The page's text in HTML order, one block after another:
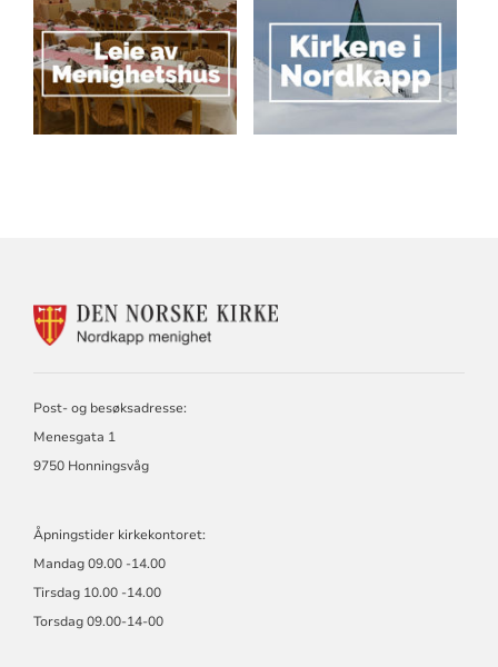
KONTAKTINFORMASJON
Post- og besøksadresse:
Menesgata 1
9750 Honningsvåg
Åpningstider kirkekontoret:
Mandag 09.00 -14.00
Tirsdag 10.00 -14.00
Torsdag 09.00-14-00